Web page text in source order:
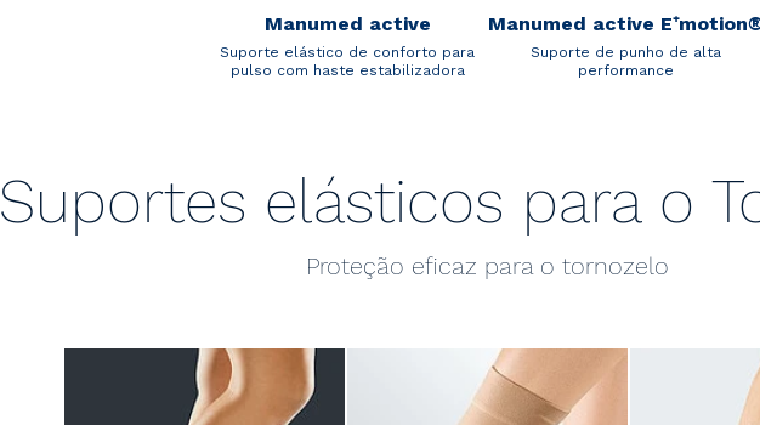
Manumed active
Suporte elástico de conforto para
pulso com haste estabilizadora
Manumed active
Suporte de punho de alta
performance
Suportes elásticos para o
Proteção eficaz para o tornozelo